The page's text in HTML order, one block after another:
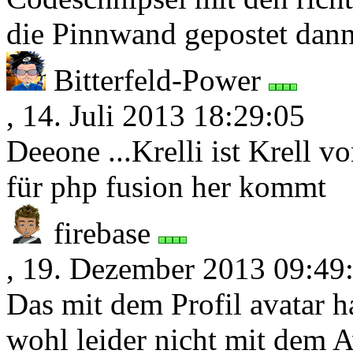
die Pinnwand gepostet
Bitterfeld-Power
, 14. Juli 2013 18:29:05
Deeone ...Krelli ist Krell
für php fusion her kommt
firebase
, 19. Dezember 2013
Das mit dem Profil avatar
wohl leider nicht mit dem